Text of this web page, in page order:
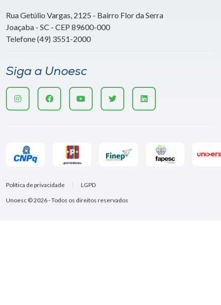
Rua Getúlio Vargas, 2125 - Bairro Flor da Serra
Joaçaba - SC - CEP 89600-000
Telefone (49) 3551-2000
Siga a Unoesc
Unoesc © 2026 - Todos os direitos reservados
Política de privacidade LGPD